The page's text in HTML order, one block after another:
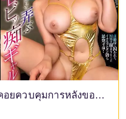
AVSA-366 สาวเซ็กซี่เจ้าชู้ผู้คอยควบคุมการหลั่งของผู้ชายโง่ๆ ที่ยอมแพ้ง่ายๆ ที่เธอจับได้ในเว็บไซต์หาคู่และเล่นกับพวกเขา! อลิซ